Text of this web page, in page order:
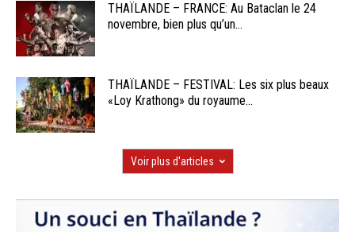
THAÏLANDE – FRANCE: Au Bataclan le 24
novembre, bien plus qu’un...
THAÏLANDE – FESTIVAL: Les six plus beaux
«Loy Krathong» du royaume...
Voir plus d'articles